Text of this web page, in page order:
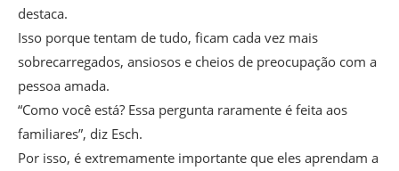
destaca.
Isso porque tentam de tudo, ficam cada vez mais
sobrecarregados, ansiosos e cheios de preocupação com a
pessoa amada.
“Como você está? Essa pergunta raramente é feita aos
familiares”, diz Esch.
Por isso, é extremamente importante que eles aprendam a